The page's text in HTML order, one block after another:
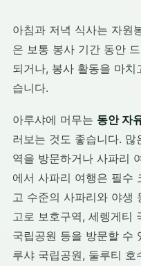
아침과 저녁 식사는 자원
은 보통 봉사 기간 동안
되거나, 봉사 활동을 마
습니다.
아루샤에 머무는 동안 자
러보는 것도 좋습니다.
역을 방문하거나 사파리
에서 사파리 여행은 필수
고 수준의 사파리와 야생
고로 보호구역, 세렝게티
국립공원 등을 방문할 수
루샤 국립공원, 둘루티